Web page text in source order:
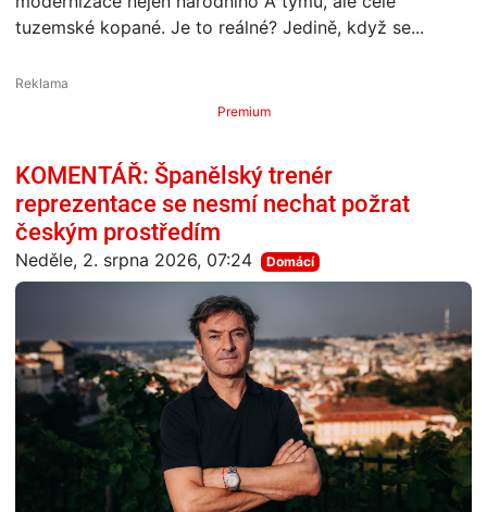
tuzemské kopané. Je to reálné? Jedině, když se...
Premium
KOMENTÁŘ: Španělský trenér
reprezentace se nesmí nechat požrat
českým prostředím
Neděle, 2. srpna 2026, 07:24 Domácí